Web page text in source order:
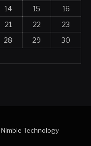
14 15
16
21 22
23
28 29
30
Nimble Technology